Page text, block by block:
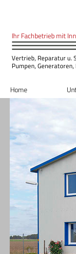
Ihr Fachbetrieb mit
Vertrieb, Reparatur u.
Pumpen,
Home